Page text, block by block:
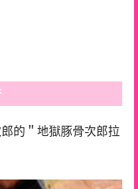
的＂地獄豚骨次郎拉